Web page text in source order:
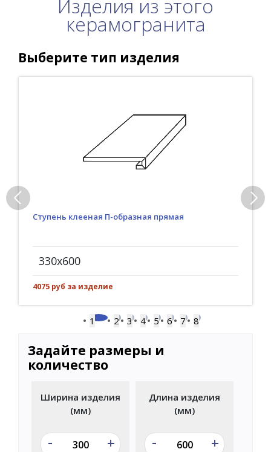
Изделия из этого
керамогранита
Выберите тип изделия
Ступень клееная П-образная прямая
330x600
4075 руб за изделие
1 2 3 4 5 6 7 8
Задайте размеры и
количество
Ширина изделия
(мм)
- +
Длина изделия
(мм)
- +